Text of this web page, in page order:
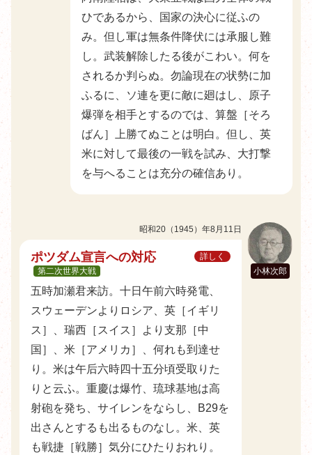
ひであるから、国家の決心に従ふの
み。但し軍は無条件降伏には承服し難
し。武装解除したる後がこわい。何を
されるか判らぬ。勿論現在の状勢に加
ふるに、ソ連を更に敵に廻はし、原子
爆弾を相手とするのでは、算盤［そろ
ばん］上勝てぬことは明白。但し、英
米に対して最後の一戦を試み、大打撃
を与へることは充分の確信あり。
小林次郎
昭和20（1945）年8月11日
ポツダム宣言への対応
第二次世界大戦
詳しく
五時加瀬君来訪。十日午前六時発電、
スウェーデンよりロシア、英［イギリ
ス］、瑞西［スイス］より支那［中
国］、米［アメリカ］、何れも到達せ
り。米は午后六時四十五分頃受取りた
りと云ふ。重慶は爆竹、琉球基地は高
射砲を発ち、サイレンをならし、B29を
出さんとするも出るものなし。米、英
も戦捷［戦勝］気分にひたりおれり。